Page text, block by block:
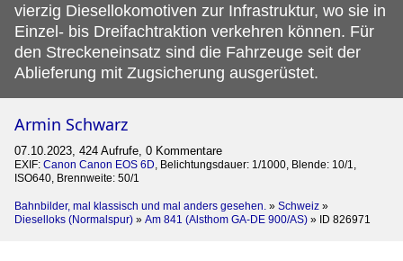
vierzig Diesellokomotiven zur Infrastruktur, wo sie in
Einzel- bis Dreifachtraktion verkehren können. Für
den Streckeneinsatz sind die Fahrzeuge seit der
Ablieferung mit Zugsicherung ausgerüstet.
Armin Schwarz
07.10.2023, 424 Aufrufe, 0 Kommentare
EXIF: Canon Canon EOS 6D, Belichtungsdauer: 1/1000, Blende: 10/1,
ISO640, Brennweite: 50/1
Bahnbilder, mal klassisch und mal anders gesehen. » Schweiz »
Dieselloks (Normalspur) » Am 841 (Alsthom GA-DE 900/AS) » ID 826971